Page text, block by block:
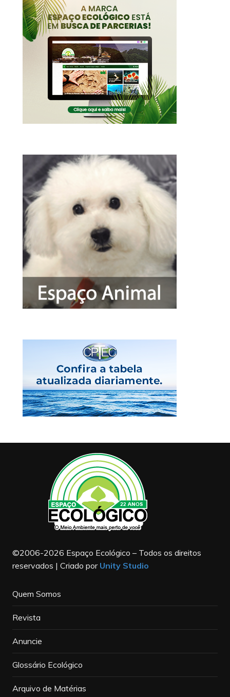
©2006-2026 Espaço Ecológico – Todos os direitos
reservados | Criado por Unity Studio
Quem Somos
Revista
Anuncie
Glossário Ecológico
Arquivo de Matérias